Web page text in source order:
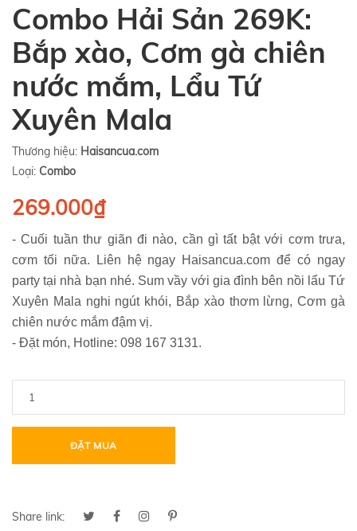
Combo Hải Sản 269K:
Bắp xào, Cơm gà chiên
nước mắm, Lẩu Tứ
Xuyên Mala
Thương hiệu: Haisancua.com
Loại: Combo
269.000₫
- Cuối tuần thư giãn đi nào, cần gì tất bật với cơm trưa,
cơm tối nữa. Liên hệ ngay Haisancua.com để có ngay
party tại nhà bạn nhé. Sum vầy với gia đình bên nồi lẩu Tứ
Xuyên Mala nghi ngút khói, Bắp xào thơm lừng, Cơm gà
chiên nước mắm đậm vị.
- Đặt món, Hotline: 098 167 3131.
ĐẶT MUA
Share link: